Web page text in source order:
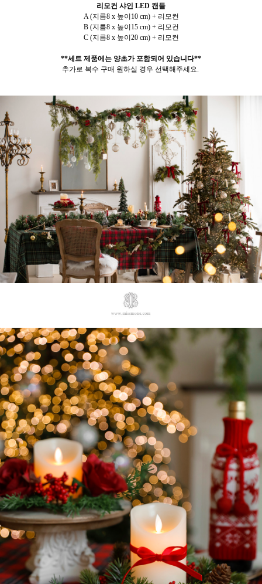
리모컨 샤인 LED 캔들
A (지름8 x 높이10 cm) + 리모컨
B (지름8 x 높이15 cm) + 리모컨
C (지름8 x 높이20 cm) + 리모컨
**세트 제품에는 양초가 포함되어 있습니다**
추가로 복수 구매 원하실 경우 선택해주세요.